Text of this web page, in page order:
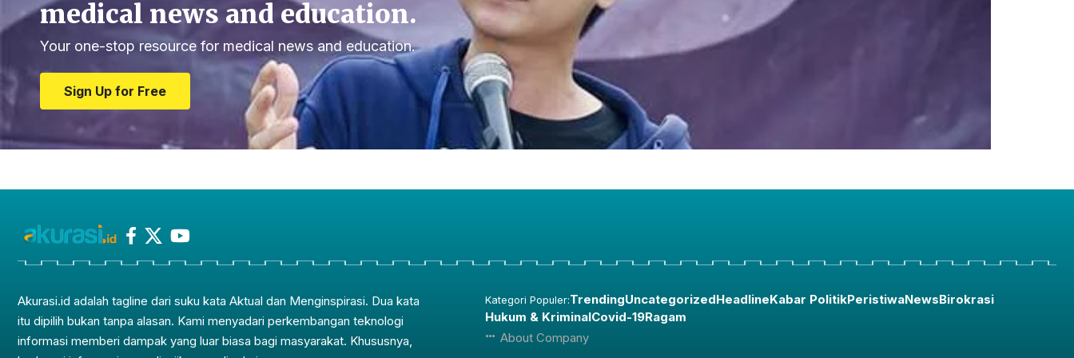
medical news and education.
Your one-stop resource for medical news and education.
Sign Up for Free
Akurasi.id adalah tagline dari suku kata Aktual dan Menginspirasi. Dua kata
itu dipilih bukan tanpa alasan. Kami menyadari perkembangan teknologi
informasi memberi dampak yang luar biasa bagi masyarakat. Khususnya,
Kategori Populer:TrendingUncategorizedHeadlineKabar PolitikPeristiwaNewsBirokrasi
Hukum & KriminalCovid-19Ragam
About Company